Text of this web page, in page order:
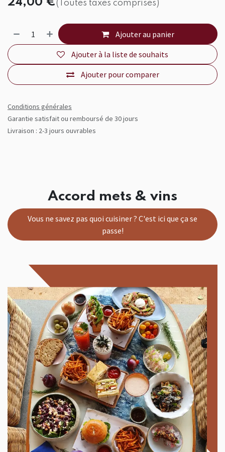
24,00 €(Toutes taxes comprises)
Ajouter au panier
Ajouter pour comparer
Ajouter à la liste de souhaits
Conditions générales
Garantie satisfait ou remboursé de 30 jours
Livraison : 2-3 jours ouvrables
Accord mets & vins
Vous ne savez pas quoi cuisiner ? C'est ici que ça se
passe!